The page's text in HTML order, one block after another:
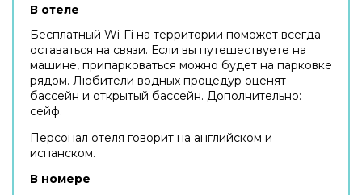
В отеле
Бесплатный Wi-Fi на территории поможет всегда
оставаться на связи. Если вы путешествуете на
машине, припарковаться можно будет на парковке
рядом. Любители водных процедур оценят
бассейн и открытый бассейн. Дополнительно:
сейф.
Персонал отеля говорит на английском и
испанском.
В номере